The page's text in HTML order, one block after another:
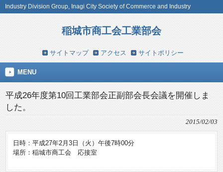
Industry Division Group, Inagi City Society of Commerce and Industry
稲城市商工会工業部会
サイトマップ アクセス サイトポリシー
MENU
平成26年度第10回工業部会正副部会長会議を開催しま
した。
2015/02/03
日時：平成27年2月3日（火）午後7時00分
場所：稲城市商工会 応接室